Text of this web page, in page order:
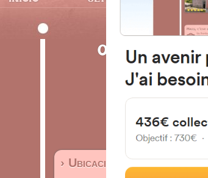
01013
Mayor de
› Ubicación del frontón